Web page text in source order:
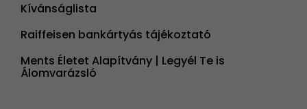
Kívánságlista
Raiffeisen bankártyás tájékoztató
Ments Életet Alapítvány | Legyél Te is
Álomvarázsló